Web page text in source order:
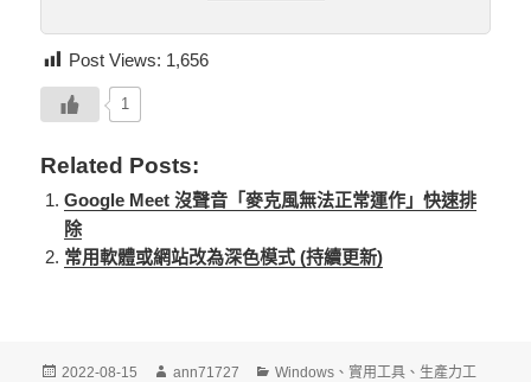
Post Views: 1,656
1
Related Posts:
Google Meet 沒聲音「麥克風無法正常運作」快速排
除
常用軟體或網站改為深色模式 (持續更新)
發
2022-08-15
作
ann71727
分
Windows 、 實用工具 、 生產力工